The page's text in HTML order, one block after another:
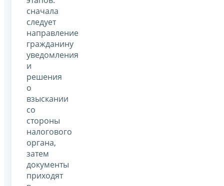
сначала
следует
направление
гражданину
уведомления
и
решения
о
взыскании
со
стороны
налогового
органа,
затем
документы
приходят